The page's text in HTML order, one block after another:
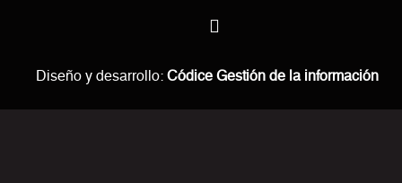
Diseño y desarrollo: Códice Gestión de la información